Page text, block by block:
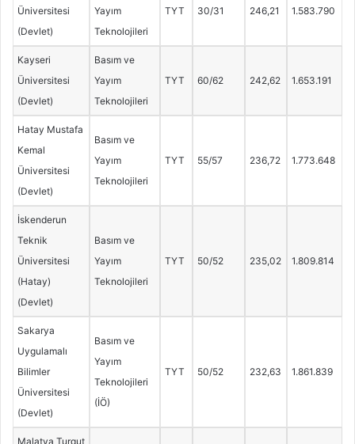
Üniversitesi
(Devlet)
Yayım
Teknolojileri
TYT 30/31 246,21 1.583.790
Kayseri
Üniversitesi
(Devlet)
Basım ve
Yayım
Teknolojileri
TYT 60/62 242,62 1.653.191
Hatay Mustafa
Kemal
Üniversitesi
(Devlet)
Basım ve
Yayım
Teknolojileri
TYT 55/57 236,72 1.773.648
İskenderun
Teknik
Üniversitesi
(Hatay)
(Devlet)
Basım ve
Yayım
Teknolojileri
TYT 50/52 235,02 1.809.814
Sakarya
Uygulamalı
Bilimler
Üniversitesi
(Devlet)
Basım ve
Yayım
Teknolojileri
(İÖ)
TYT 50/52 232,63 1.861.839
Malatya Turgut